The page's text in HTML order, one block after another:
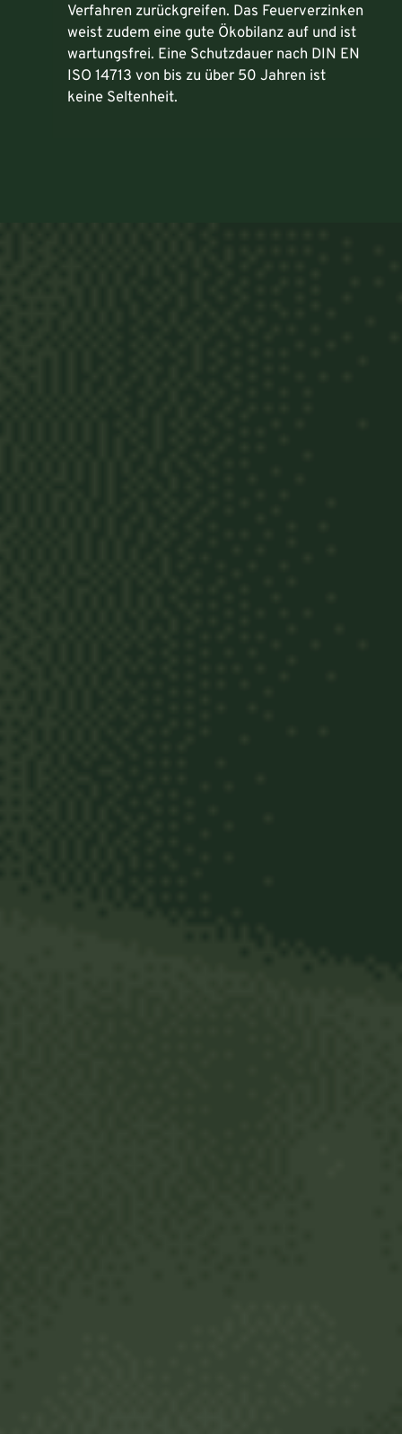
Verfahren zurückgreifen. Das Feuerverzinken
weist zudem eine gute Ökobilanz auf und ist
wartungsfrei. Eine Schutzdauer nach DIN EN
ISO 14713 von bis zu über 50 Jahren ist
keine Seltenheit.